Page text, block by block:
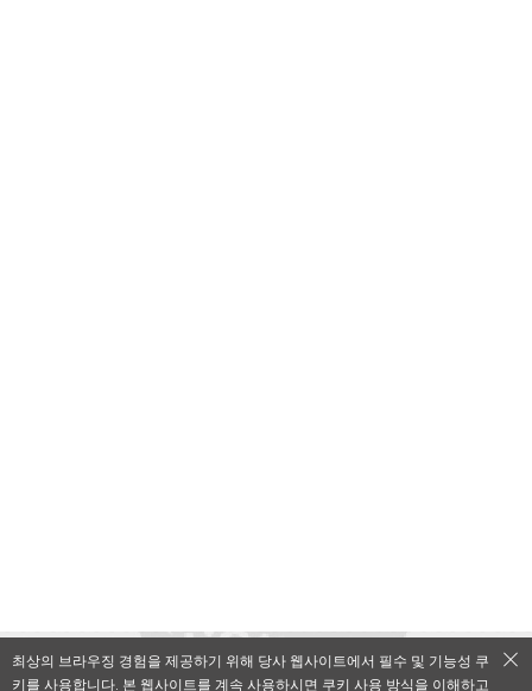
최상의 브라우징 경험을 제공하기 위해 당사 웹사이트에서 필수 및 기능성 쿠
키를 사용합니다. 본 웹사이트를 계속 사용하시면 쿠키 사용 방식을 이해하고